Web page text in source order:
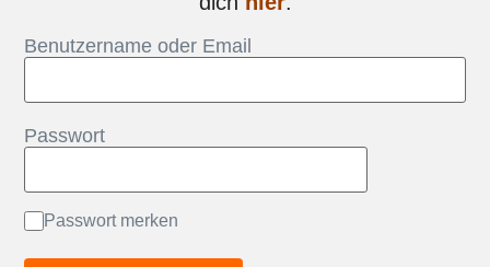
Benutzername oder Email
Passwort
Passwort merken